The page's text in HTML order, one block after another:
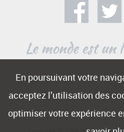
En poursuivant votre
acceptez l’utilisation des
optimiser votre expérience
A PROPOS
ContactMentions légalesPublicité